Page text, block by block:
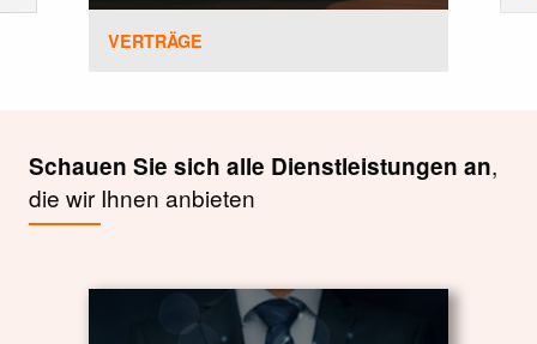
VERTRÄGE
Schauen Sie sich alle Dienstleistungen an,
die wir Ihnen anbieten